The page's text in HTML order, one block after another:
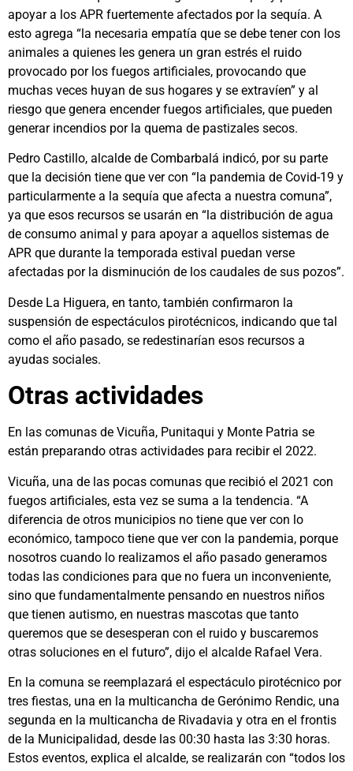
apoyar a los APR fuertemente afectados por la sequía. A
esto agrega “la necesaria empatía que se debe tener con los
animales a quienes les genera un gran estrés el ruido
provocado por los fuegos artificiales, provocando que
muchas veces huyan de sus hogares y se extravíen” y al
riesgo que genera encender fuegos artificiales, que pueden
generar incendios por la quema de pastizales secos.
Pedro Castillo, alcalde de Combarbalá indicó, por su parte
que la decisión tiene que ver con “la pandemia de Covid-19 y
particularmente a la sequía que afecta a nuestra comuna”,
ya que esos recursos se usarán en “la distribución de agua
de consumo animal y para apoyar a aquellos sistemas de
APR que durante la temporada estival puedan verse
afectadas por la disminución de los caudales de sus pozos”.
Desde La Higuera, en tanto, también confirmaron la
suspensión de espectáculos pirotécnicos, indicando que tal
como el año pasado, se redestinarían esos recursos a
ayudas sociales.
Otras actividades
En las comunas de Vicuña, Punitaqui y Monte Patria se
están preparando otras actividades para recibir el 2022.
Vicuña, una de las pocas comunas que recibió el 2021 con
fuegos artificiales, esta vez se suma a la tendencia. “A
diferencia de otros municipios no tiene que ver con lo
económico, tampoco tiene que ver con la pandemia, porque
nosotros cuando lo realizamos el año pasado generamos
todas las condiciones para que no fuera un inconveniente,
sino que fundamentalmente pensando en nuestros niños
que tienen autismo, en nuestras mascotas que tanto
queremos que se desesperan con el ruido y buscaremos
otras soluciones en el futuro”, dijo el alcalde Rafael Vera.
En la comuna se reemplazará el espectáculo pirotécnico por
tres fiestas, una en la multicancha de Gerónimo Rendic, una
segunda en la multicancha de Rivadavia y otra en el frontis
de la Municipalidad, desde las 00:30 hasta las 3:30 horas.
Estos eventos, explica el alcalde, se realizarán con “todos los